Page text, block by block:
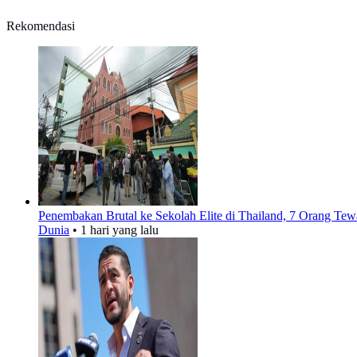
Rekomendasi
Penembakan Brutal ke Sekolah Elite di Thailand, 7 Orang
Dunia • 1 hari yang lalu